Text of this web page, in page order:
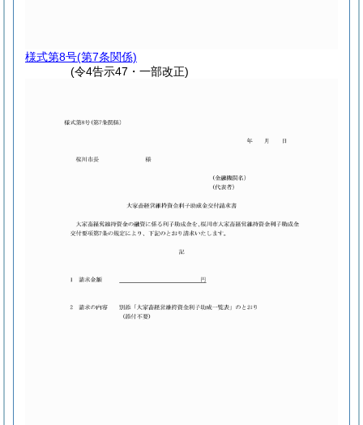
様式第8号(第7条関係)
(令4告示47・一部改正)